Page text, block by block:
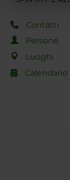
con altre
raccolto dal tuo
Contatti
Persone
Luoghi
Calendario